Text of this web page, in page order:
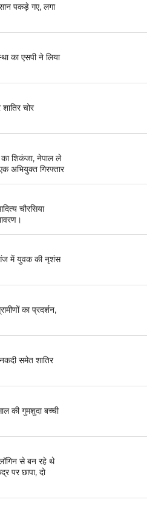
पकड़े गए, लगा
का एसपी ने लिया
चोर
का शिकंजा, नेपाल ले
अभियुक्त गिरफ्तार
चौरसिया
में युवक की नृशंस
का प्रदर्शन,
समेत शातिर
की गुमशुदा बच्ची
से बन रहे थे
पर छापा, दो